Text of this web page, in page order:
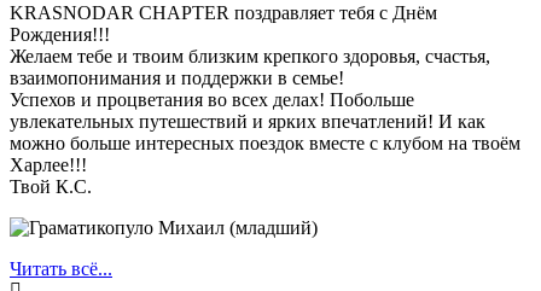
KRASNODAR CHAPTER поздравляет тебя с Днём
Рождения!!!
Желаем тебе и твоим близким крепкого здоровья, счастья,
взаимопонимания и поддержки в семье!
Успехов и процветания во всех делах! Побольше
увлекательных путешествий и ярких впечатлений! И как
можно больше интересных поездок вместе с клубом на твоём
Харлее!!!
Твой К.С.
Читать всё...